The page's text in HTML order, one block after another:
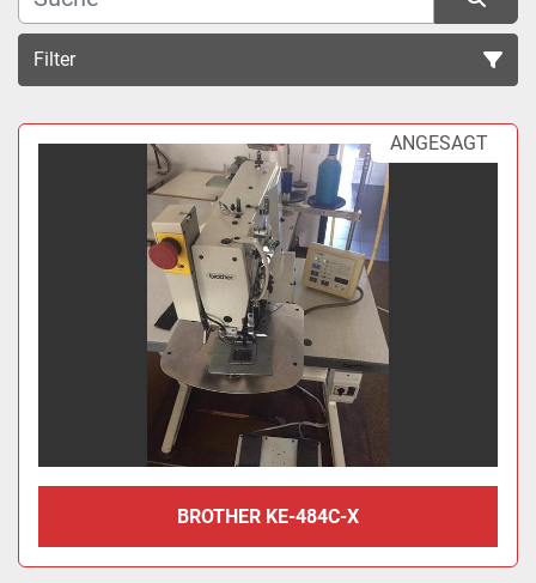
Filter
Sortieren nach ANGESAGT
BROTHER KE-484C-X